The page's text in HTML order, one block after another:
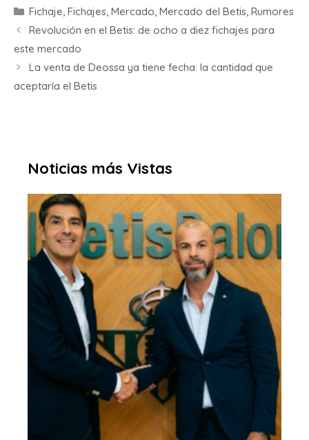
Fichaje Fichajes Mercado Mercado del Betis Rumores
Revolución en el Betis: de ocho a diez fichajes para
este mercado
La venta de Deossa ya tiene fecha: la cantidad que
aceptaría el Betis
Noticias más Vistas